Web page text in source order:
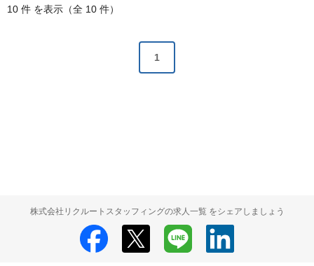
10 件 を表示（全 10 件）
1
株式会社リクルートスタッフィングの求人一覧 をシェアしましょう